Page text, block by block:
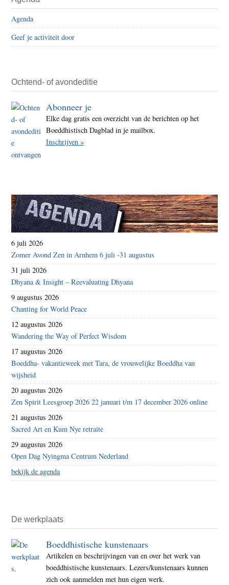
Agenda
Geef je activiteit door
Ochtend- of avondeditie
Abonneer je
Elke dag gratis een overzicht van de berichten op het
Boeddhistisch Dagblad in je mailbox.
Inschrijven »
6 juli 2026
Zomer Avond Zen in Arnhem 6 juli -31 augustus
31 juli 2026
Dhyana & Insight – Reevaluating Dhyana
9 augustus 2026
Chanting for World Peace
12 augustus 2026
Wandering the Way of Perfect Wisdom
17 augustus 2026
Boeddha- vakantieweek met Tara, de vrouwelijke Boeddha van
wijsheid
20 augustus 2026
Zen Spirit Leesgroep 2026 22 januari t/m 17 december 2026 online
21 augustus 2026
Sacred Art en Kum Nye retraite
29 augustus 2026
Open Dag Nyingma Centrum Nederland
bekijk de agenda
De werkplaats
Boeddhistische kunstenaars
Artikelen en beschrijvingen van en over het werk van
boeddhistische kunstenaars. Lezers/kunstenaars kunnen
zich ook aanmelden met hun eigen werk.